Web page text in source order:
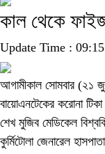
কাল থেকে
Update Time :
আগামীকাল সোমবার (২১
বায়োএনটেকের করোনা
শেখ মুজিব মেডিকেল
কুর্মিটোলা জেনারেল